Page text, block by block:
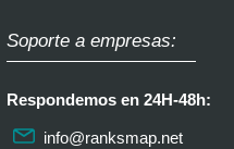
Soporte a empresas:
Respondemos en 24H-48h:
info@ranksmap.net